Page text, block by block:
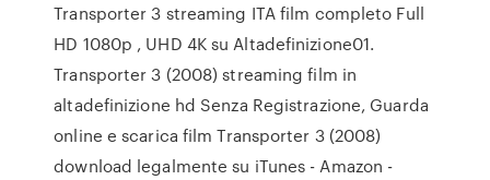
Transporter 3 streaming ITA film completo Full
HD 1080p , UHD 4K su Altadefinizione01.
Transporter 3 (2008) streaming film in
altadefinizione hd Senza Registrazione, Guarda
online e scarica film Transporter 3 (2008)
download legalmente su iTunes - Amazon -